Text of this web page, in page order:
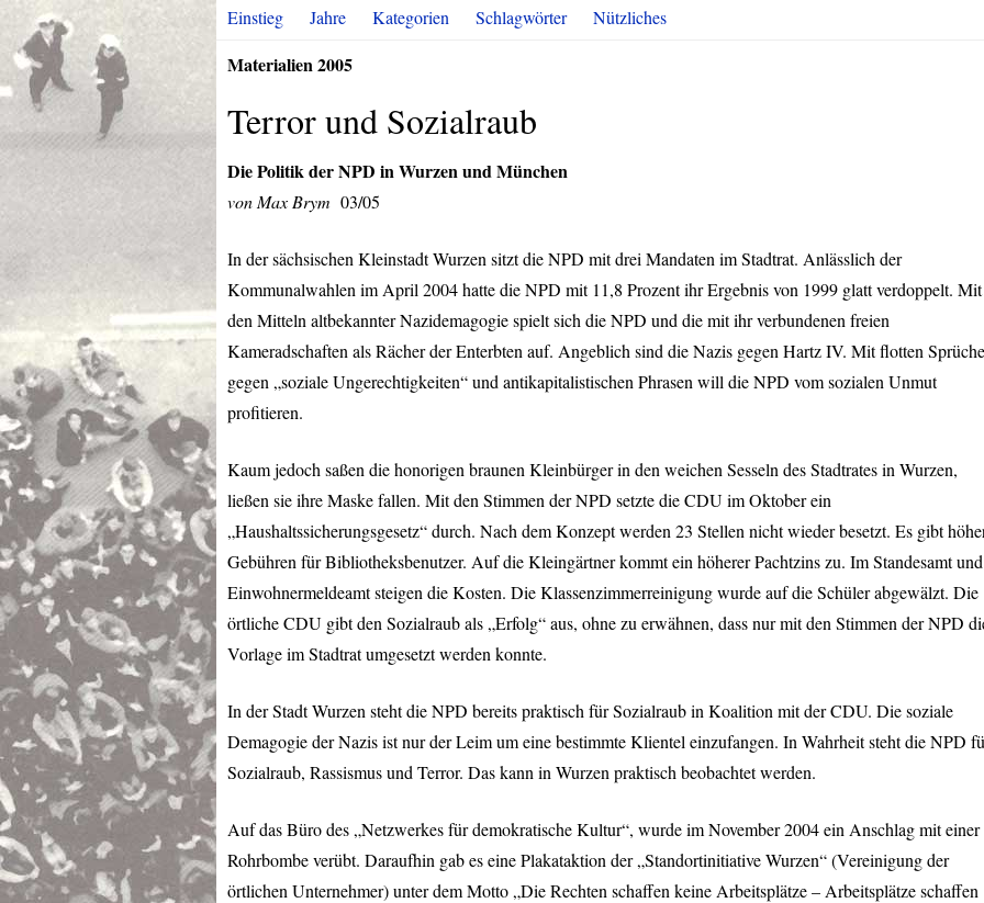
Einstieg Jahre Kategorien Schlagwörter Nützliches
Materialien 2005
Terror und Sozialraub
Die Politik derNPD in Wurzen und München
von Max Brym 03/05
In der sächsischen Kleinstadt Wurzen sitzt dieNPD mit drei Mandaten im Stadtrat. Anlässlich der
Kommunalwahlen im April 2004 hatte dieNPD mit 11,8 Prozent ihr Ergebnis von 1999 glatt verdoppelt. Mit
den Mitteln altbekannter Nazidemagogie spielt sich dieNPD und die mit ihr verbundenen freien
Kameradschaften als Rächer der Enterbten auf. Angeblich sind die Nazis gegen Hartz IV. Mit flotten
gegen „soziale Ungerechtigkeiten“ und antikapitalistischen Phrasen will dieNPD vom sozialen Unmut
profitieren.
Kaum jedoch saßen die honorigen braunen Kleinbürger in den weichen Sesseln des Stadtrates in Wurzen,
ließen sie ihre Maske fallen. Mit den Stimmen derNPD setzte dieCDUim Oktober ein
„Haushaltssicherungsgesetz“ durch. Nach dem Konzept werden 23 Stellen nicht wieder besetzt. Es gibt
Gebühren für Bibliotheksbenutzer. Auf die Kleingärtner kommt ein höherer Pachtzins zu. Im Standesamt und
Einwohnermeldeamt steigen die Kosten. Die Klassenzimmerreinigung wurde auf die Schüler abgewälzt. Die
örtlicheCDU gibt den Sozialraub als „Erfolg“ aus, ohne zu erwähnen, dass nur mit den Stimmen derNPD
Vorlage im Stadtrat umgesetzt werden konnte.
In der Stadt Wurzen steht dieNPD bereits praktisch für Sozialraub in Koalition mit derCDU. Die soziale
Demagogie der Nazis ist nur der Leim um eine bestimmte Klientel einzufangen. In Wahrheit steht dieNPD
Sozialraub, Rassismus und Terror. Das kann in Wurzen praktisch beobachtet werden.
Auf das Büro des „Netzwerkes für demokratische Kultur“, wurde im November 2004 ein Anschlag mit einer
Rohrbombe verübt. Daraufhin gab es eine Plakataktion der „Standortinitiative Wurzen“ (Vereinigung der
örtlichen Unternehmer) unter dem Motto „Die Rechten schaffen keine Arbeitsplätze – Arbeitsplätze schaffen